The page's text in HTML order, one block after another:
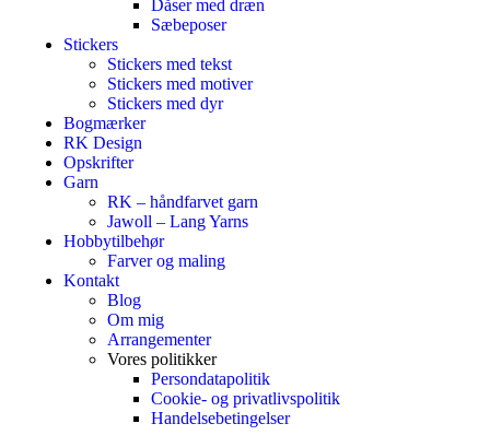
Dåser med dræn
Sæbeposer
Stickers
Stickers med tekst
Stickers med motiver
Stickers med dyr
Bogmærker
RK Design
Opskrifter
Garn
RK – håndfarvet garn
Jawoll – Lang Yarns
Hobbytilbehør
Farver og maling
Kontakt
Blog
Om mig
Arrangementer
Vores politikker
Persondatapolitik
Cookie- og privatlivspolitik
Handelsebetingelser